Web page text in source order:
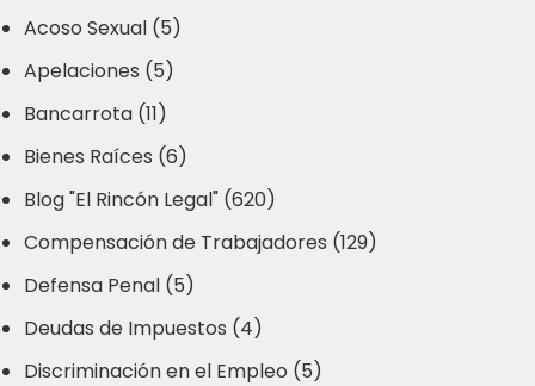
Acoso Sexual (5)
Apelaciones (5)
Bancarrota (11)
Bienes Raíces (6)
Blog "El Rincón Legal" (620)
Compensación de Trabajadores (129)
Defensa Penal (5)
Deudas de Impuestos (4)
Discriminación en el Empleo (5)